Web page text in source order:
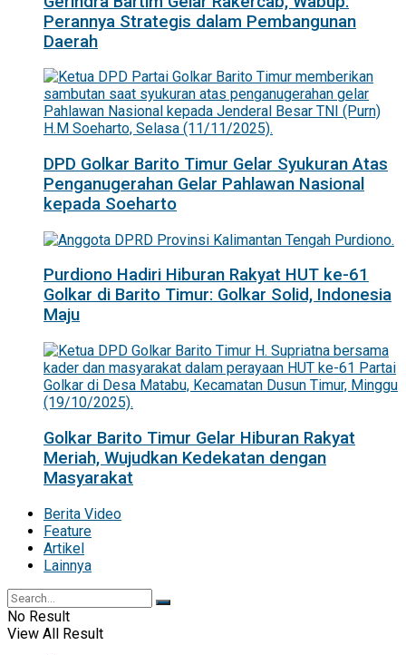
Perannya Strategis dalam Pembangunan
Daerah
DPD Golkar Barito Timur Gelar Syukuran Atas
Penganugerahan Gelar Pahlawan Nasional
kepada Soeharto
Purdiono Hadiri Hiburan Rakyat HUT ke-61
Golkar di Barito Timur: Golkar Solid, Indonesia
Maju
Golkar Barito Timur Gelar Hiburan Rakyat
Meriah, Wujudkan Kedekatan dengan
Masyarakat
Berita Video
Feature
Artikel
Lainnya
No Result
View All Result